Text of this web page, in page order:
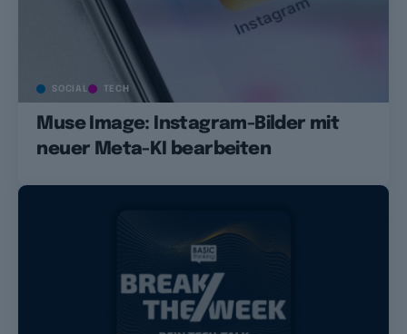
SOCIAL TECH
Muse Image: Instagram-Bilder mit
neuer Meta-KI bearbeiten